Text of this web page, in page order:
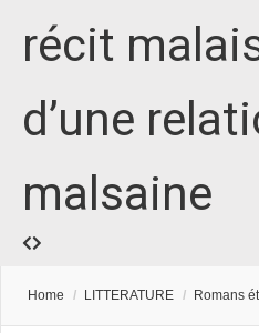
récit
d’une
malsaine
Home / LITTERATURE / Romans